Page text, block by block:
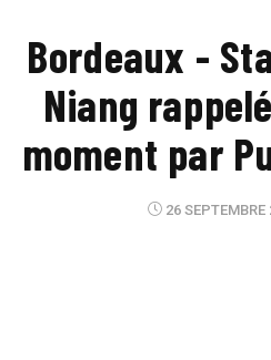
Bordeaux -
Niang
moment par
26